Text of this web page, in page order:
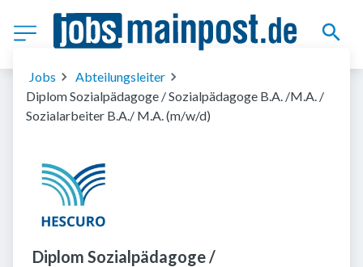
Jobs
Abteilungsleiter
Diplom Sozialpädagoge / Sozialpädagoge B.A. /M.A. /
Sozialarbeiter B.A./ M.A. (m/w/d)
Diplom Sozialpädagoge /